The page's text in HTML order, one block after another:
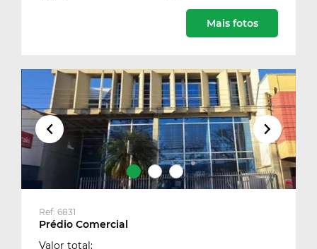
Mais fotos
Ref: 6831
Prédio Comercial
Valor total: